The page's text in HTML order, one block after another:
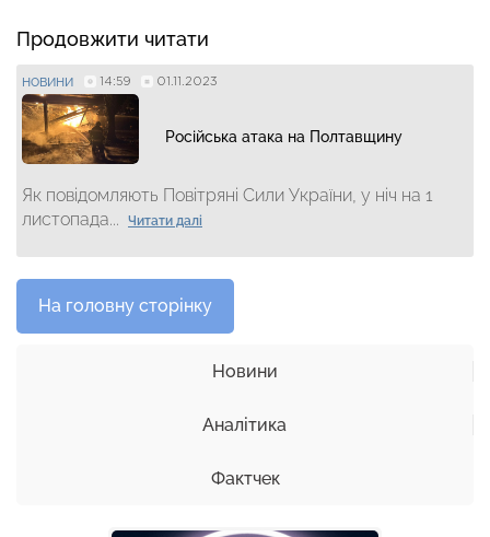
Продовжити читати
НОВИНИ 14:59 01.11.2023
Російська атака на Полтавщину
Як повідомляють Повітряні Сили України, у ніч на 1
листопада...
Читати далі
На головну сторінку
Новини
Аналітика
Фактчек